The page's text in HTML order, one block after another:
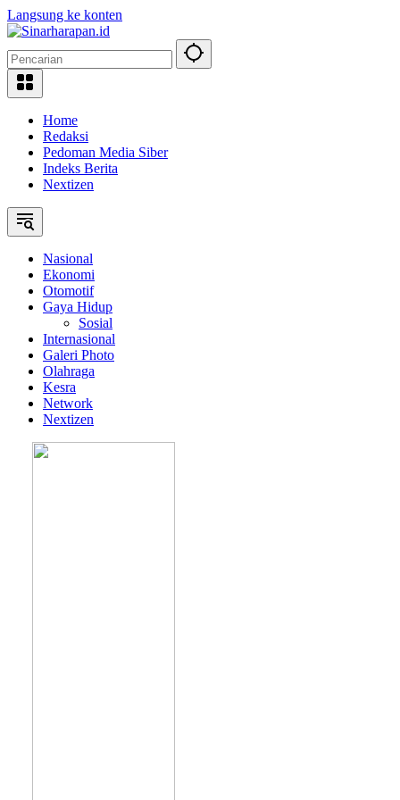
Langsung ke konten
Home
Redaksi
Pedoman Media Siber
Indeks Berita
Nextizen
Nasional
Ekonomi
Otomotif
Gaya Hidup
Sosial
Internasional
Galeri Photo
Olahraga
Kesra
Network
Nextizen